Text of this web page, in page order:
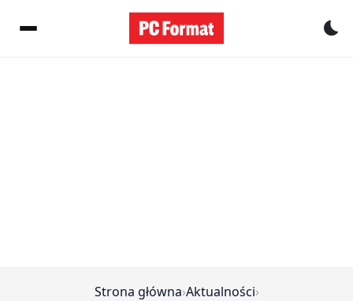
Strona główna›Aktualności›